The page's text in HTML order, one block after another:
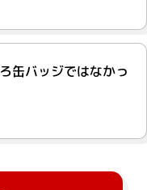
缶バッジではなかっ